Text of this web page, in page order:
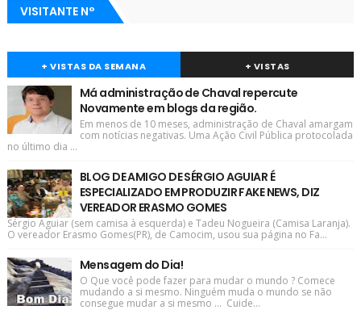
VISITANTE N°
+ VISTAS DA SEMANA + VISTAS
Má administração de Chaval repercute
Novamente em blogs da região.
Em menos de 10 meses, administração de Chaval amargam
com notícias negativas. Uma Ação Civil Pública protocolada
no último dia ...
BLOG DE AMIGO DE SÉRGIO AGUIAR É
ESPECIALIZADO EM PRODUZIR FAKE NEWS, DIZ
VEREADOR ERASMO GOMES
Sérgio Aguiar (sem camisa à esquerda) e Tadeu Nogueira (Camisa Laranja).
O vereador Erasmo Gomes(PR), de Camocim, usou sua página no Fa...
Mensagem do Dia!
O Que você pode fazer para mudar o mundo ? Comece
mudando a si mesmo. Ninguém muda o mundo se não
consegue mudar a si mesmo ... Cuide...